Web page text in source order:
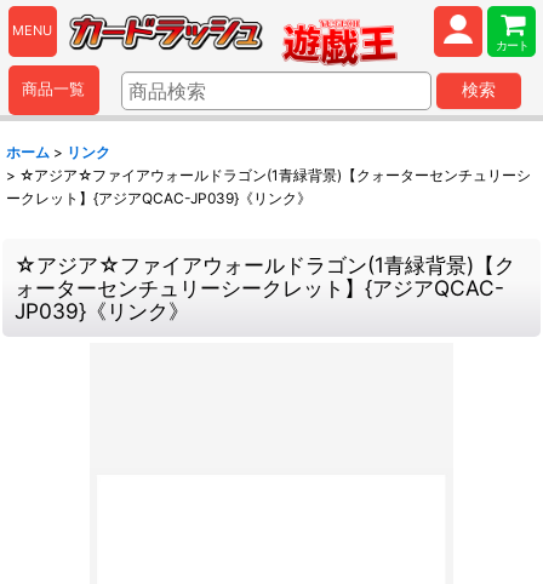
MENU
カート
商品一覧 検索
ホーム > リンク
> ☆アジア☆ファイアウォールドラゴン(1青緑背景)【クォーターセンチュリーシ
ークレット】{アジアQCAC-JP039}《リンク》
☆アジア☆ファイアウォールドラゴン(1青緑背景)【ク
ォーターセンチュリーシークレット】{アジアQCAC-
JP039}《リンク》